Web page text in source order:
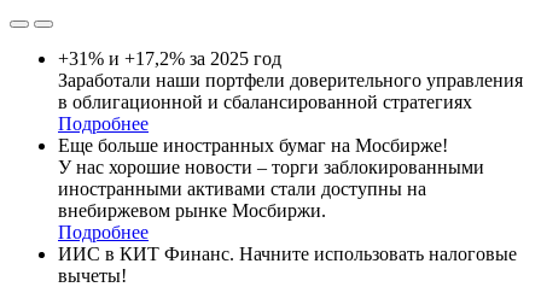
+31% и +17,2% за 2025 год
Заработали наши портфели доверительного управления
в облигационной и сбалансированной стратегиях
Подробнее
Еще больше иностранных бумаг на Мосбирже!
У нас хорошие новости – торги заблокированными
иностранными активами стали доступны на
внебиржевом рынке Мосбиржи.
Подробнее
ИИС в КИТ Финанс. Начните использовать налоговые
вычеты!